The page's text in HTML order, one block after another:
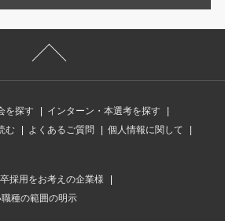
を探す
インターン・本選考を探す
む よくあるご質問
個人情報に関して
採用をお考えの企業様
種の範囲の明示